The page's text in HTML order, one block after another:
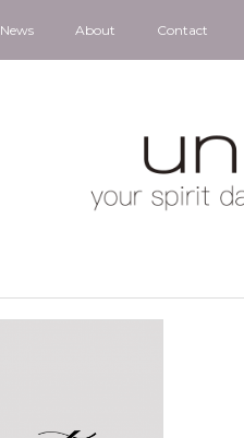
News About Contact